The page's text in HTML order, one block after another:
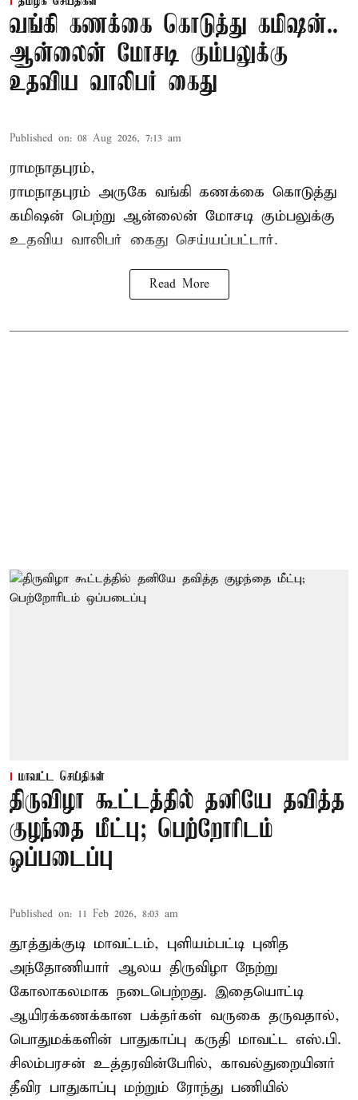
வங்கி கணக்கை கொடுத்து கமிஷன்..
ஆன்லைன் மோசடி கும்பலுக்கு
உதவிய வாலிபர் கைது
Published on: 08 Aug 2026, 7:13 am
ராமநாதபுரம்,
ராமநாதபுரம் அருகே வங்கி கணக்கை கொடுத்து
கமிஷன் பெற்று ஆன்லைன் மோசடி கும்பலுக்கு
உதவிய வாலிபர் கைது செய்யப்பட்டார்.
Read More
மாவட்ட செய்திகள்
திருவிழா கூட்டத்தில் தனியே தவித்த
குழந்தை மீட்பு; பெற்றோரிடம்
ஒப்படைப்பு
Published on: 11 Feb 2026, 8:03 am
தூத்துக்குடி மாவட்டம், புளியம்பட்டி புனித
அந்தோணியார் ஆலய திருவிழா நேற்று
கோலாகலமாக நடைபெற்றது. இதையொட்டி
ஆயிரக்கணக்கான பக்தர்கள் வருகை தருவதால்,
பொதுமக்களின் பாதுகாப்பு கருதி மாவட்ட எஸ்.பி.
சிலம்பரசன் உத்தரவின்பேரில், காவல்துறையினர்
தீவிர பாதுகாப்பு மற்றும் ரோந்து பணியில்